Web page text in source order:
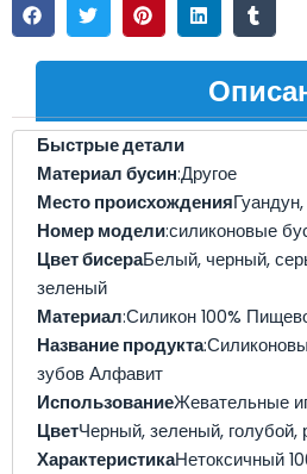
Быстрые детали
Материал бусин:Другое
Место происхождения
Номер модели:силиконовые
Цвет бисераБелый, черный,
зеленый
Материал:Силикон 100%
Название продукта
зубов Алфавит
ИспользованиеЖевательные
ЦветЧерный, зеленый,
ХарактеристикаНетоксичный